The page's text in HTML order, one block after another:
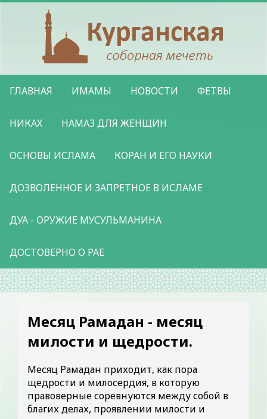
ГЛАВНАЯ ИМАМЫ НОВОСТИ ФЕТВЫ
НИКАХ НАМАЗ ДЛЯ ЖЕНЩИН
ОСНОВЫ ИСЛАМА КОРАН И ЕГО НАУКИ
ДОЗВОЛЕННОЕ И ЗАПРЕТНОЕ В ИСЛАМЕ
ДУА - ОРУЖИЕ МУСУЛЬМАНИНА
ДОСТОВЕРНО О РАЕ
Месяц Рамадан - месяц
милости и щедрости.
Месяц Рамадан приходит, как пора
щедрости и милосердия, в которую
правоверные соревнуются между собой в
благих делах, проявлении милости и